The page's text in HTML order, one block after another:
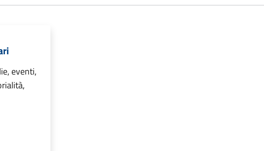
eventi,